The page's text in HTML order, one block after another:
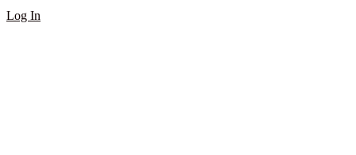
Log In